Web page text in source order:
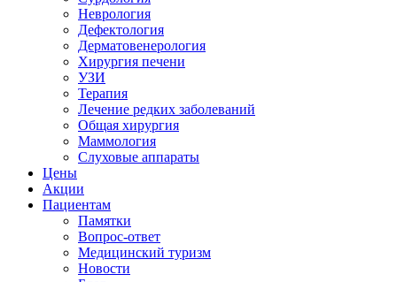
Неврология
Дефектология
Дерматовенерология
Хирургия печени
УЗИ
Терапия
Лечение редких заболеваний
Общая хирургия
Маммология
Слуховые аппараты
Цены
Акции
Пациентам
Памятки
Вопрос-ответ
Медицинский туризм
Новости